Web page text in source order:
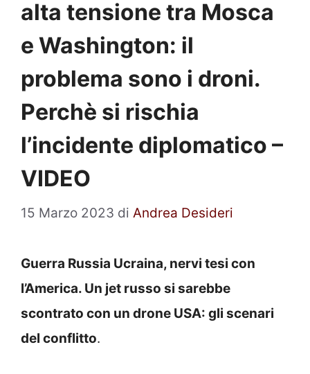
alta tensione tra Mosca
e Washington: il
problema sono i droni.
Perchè si rischia
l’incidente diplomatico –
VIDEO
15 Marzo 2023 di Andrea Desideri
Guerra Russia Ucraina, nervi tesi con
l’America. Un jet russo si sarebbe
scontrato con un drone USA: gli scenari
del conflitto.